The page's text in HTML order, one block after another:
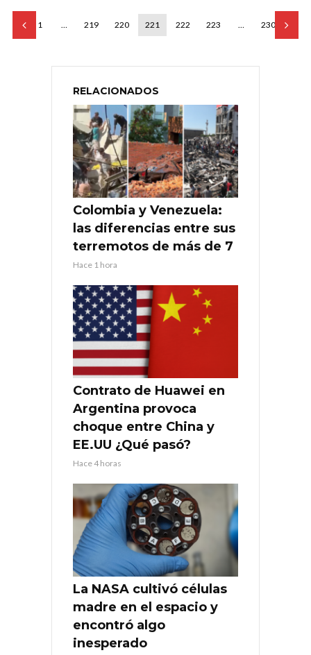
1 … 219 220 221 222 223 … 230
RELACIONADOS
Colombia y Venezuela:
las diferencias entre sus
terremotos de más de 7
Hace 1 hora
Contrato de Huawei en
Argentina provoca
choque entre China y
EE.UU ¿Qué pasó?
Hace 4 horas
La NASA cultivó células
madre en el espacio y
encontró algo
inesperado